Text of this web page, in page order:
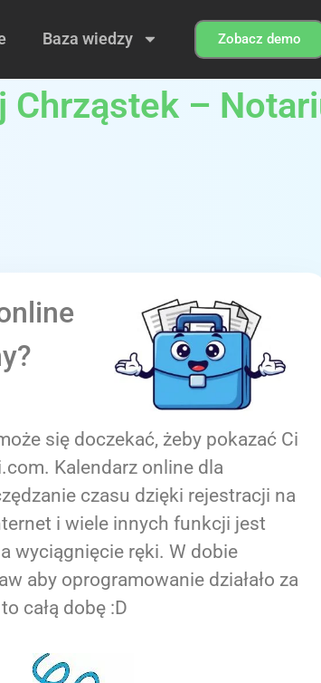
Baza wiedzy Zobacz demo
Chrząstek –
się doczekać, żeby pokazać Ci
Kalendarz online dla
czasu dzięki rejestracji na
i wiele innych funkcji jest
wyciągnięcie ręki. W dobie
aby oprogramowanie działało za
całą dobę :D